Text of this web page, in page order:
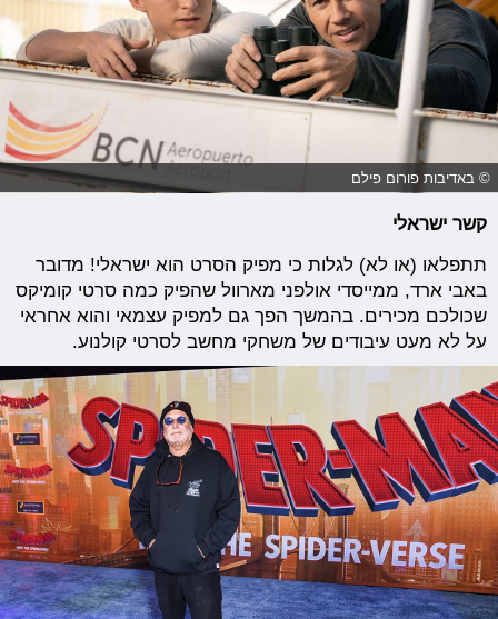
© באדיבות פורום פילם
קשר ישראלי
תתפלאו (או לא) לגלות כי מפיק הסרט הוא ישראלי! מדובר
באבי ארד, ממייסדי אולפני מארוול שהפיק כמה סרטי קומיקס
שכולכם מכירים. בהמשך הפך גם למפיק עצמאי והוא אחראי
על לא מעט עיבודים של משחקי מחשב לסרטי קולנוע.